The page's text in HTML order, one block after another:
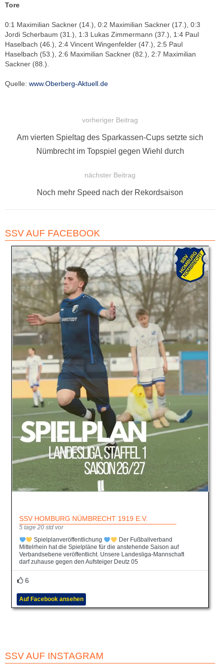
Tore
0:1 Maximilian Sackner (14.), 0:2 Maximilian Sackner (17.), 0:3
Jordi Scherbaum (31.), 1:3 Lukas Zimmermann (37.), 1:4 Paul
Haselbach (46.), 2:4 Vincent Wingenfelder (47.), 2:5 Paul
Haselbach (53.), 2:6 Maximilian Sackner (82.), 2:7 Maximilian
Sackner (88.).
Quelle: www.Oberberg-Aktuell.de
vorheriger Beitrag
Vorheriger
Am vierten Spieltag des Sparkassen-Cups setzte sich
Nümbrecht im Topspiel gegen Wiehl durch
nächster Beitrag
Nächster
Noch mehr Speed nach der Rekordsaison
SSV AUF FACEBOOK
SSV HOMBURG NÜMBRECHT 1919 E.V.
5 tage 20 std vor
Spielplanveröffentlichung
Der Fußballverband
Mittelrhein hat die Spielpläne für die anstehende Saison auf
Verbandsebene veröffentlicht. Unsere Landesliga-Mannschaft
darf zuhause gegen den Aufsteiger Deutz 05
6
Auf Facebook ansehen
SSV AUF INSTAGRAM